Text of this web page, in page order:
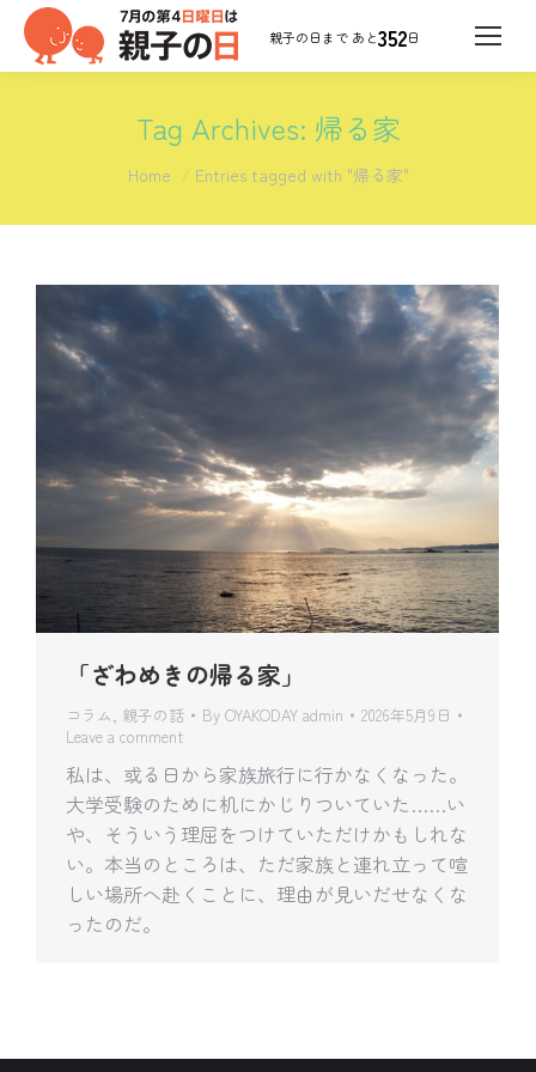
352日
Tag Archives: 帰る家
You are here:
Home Entries tagged with "帰る家"
「ざわめきの帰る家」
コラム 親子の話 By OYAKODAY admin
2026年5月9日
Leave a comment
私は、或る日から家族旅行に行かなくなった。
大学受験のために机にかじりついていた……い
や、そういう理屈をつけていただけかもしれな
い。本当のところは、ただ家族と連れ立って喧
しい場所へ赴くことに、理由が見いだせなくな
ったのだ。